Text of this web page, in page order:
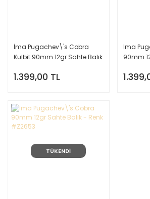
İma Pugachev\'s Cobra
Kulbit 90mm 12gr Sahte Balık
1.399,00 TL
İma
90mm
TÜKENDİ